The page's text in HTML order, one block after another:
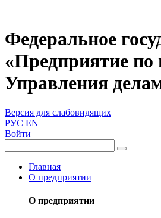
Федеральное
«Предприятие по
Управления
Версия для слабовидящих
РУС EN
Войти
Главная
О предприятии
О предприятии